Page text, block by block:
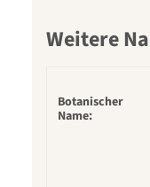
Weitere
Botanischer
Name: